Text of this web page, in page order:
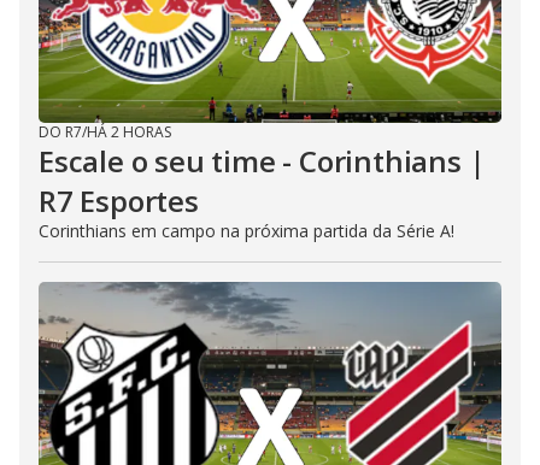
DO R7/HÁ 2 HORAS
Escale o seu time - Corinthians |
R7 Esportes
Corinthians em campo na próxima partida da Série A!